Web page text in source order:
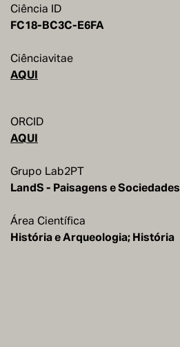
Ciência ID
Ciênciavitae
AQUI
ORCID
AQUI
Grupo Lab2PT
LandS - Paisagens e Sociedades
Área Científica
História e Arqueologia; História